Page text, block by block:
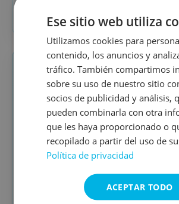
SERVICIOS
Servicios para centros y
Explora el conjunto de servicios
deportivos, sociales y de ocio que
desarrolla para centros,
entidades.
Gestión integral
Ese sitio web utiliza
Utilizamos cookies para
contenido, los anuncios y
tráfico. También compartimos
sobre su uso de nuestro sitio
socios de publicidad y análisis,
pueden combinarla con otra
que les haya proporcionado o
recopilado a partir del uso de
Política de privacidad
ACEPTAR TODO